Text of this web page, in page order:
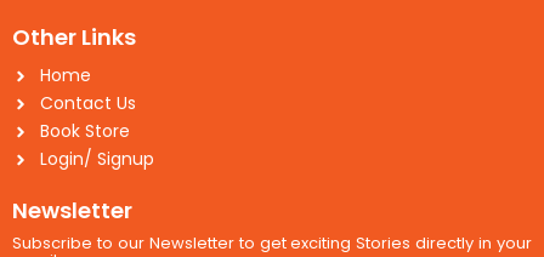
Other Links
Home
Contact Us
Book Store
Login/ Signup
Newsletter
Subscribe to our Newsletter to get exciting Stories directly in your